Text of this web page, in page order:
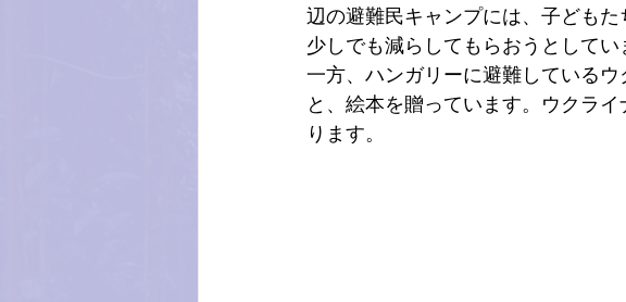
辺の避難民キャンプには、子ども
少しでも減らしてもらおうとしてい
一方、ハンガリーに避難している
と、絵本を贈っています。ウクラ
ります。